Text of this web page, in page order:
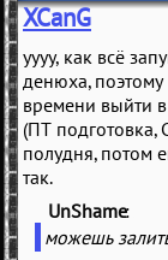
XCanG
уууу, как всё
денюха, поэтому
времени выйти
(ПТ подготовка,
полудня, потом
так.
UnShame
можешь